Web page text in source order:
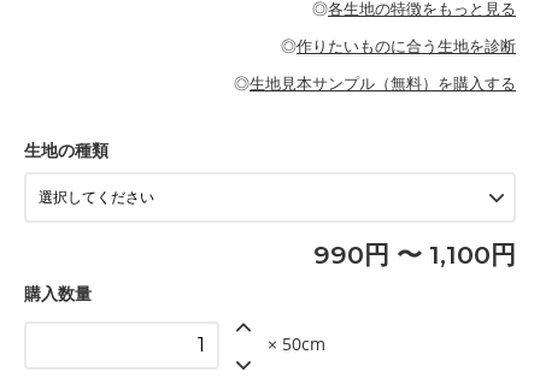
・カーテン、エプロン、テーブルクロスなどの暮らしのアイテム
・パンツ、タックスカートなどのボトムス
もっと詳しく見る
耐久性があります。トートバッグ・ポーチ・ペンケースなどの布
小物、インテリア用品に向いています。
・工作用エプロン
もっと詳しく見る
◎各生地の特徴をもっと見る
◎作りたいものに合う生地を診断
◎生地見本サンプル（無料）を購入する
生地の種類
990円 〜 1,100円
購入数量
× 50cm